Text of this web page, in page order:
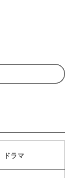
ドラマ